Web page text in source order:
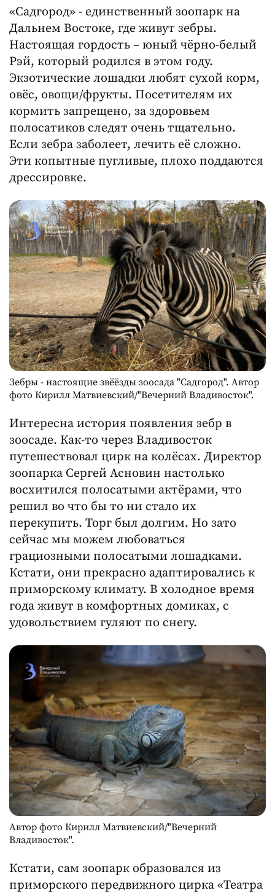
«Садгород» - единственный зоопарк на
Дальнем Востоке, где живут зебры.
Настоящая гордость – юный чёрно-белый
Рэй, который родился в этом году.
Экзотические лошадки любят сухой корм,
овёс, овощи/фрукты. Посетителям их
кормить запрещено, за здоровьем
полосатиков следят очень тщательно.
Если зебра заболеет, лечить её сложно.
Эти копытные пугливые, плохо поддаются
дрессировке.
Зебры - настоящие звёёзды зоосада "Садгород". Автор
фото Кирилл Матвиевский/"Вечерний Владивосток".
Интересна история появления зебр в
зоосаде. Как-то через Владивосток
путешествовал цирк на колёсах. Директор
зоопарка Сергей Асновин настолько
восхитился полосатыми актёрами, что
решил во что бы то ни стало их
перекупить. Торг был долгим. Но зато
сейчас мы можем любоваться
грациозными полосатыми лошадками.
Кстати, они прекрасно адаптировались к
приморскому климату. В холодное время
года живут в комфортных домиках, с
удовольствием гуляют по снегу.
Автор фото Кирилл Матвиевский/"Вечерний
Владивосток".
Кстати, сам зоопарк образовался из
приморского передвижного цирка «Театра